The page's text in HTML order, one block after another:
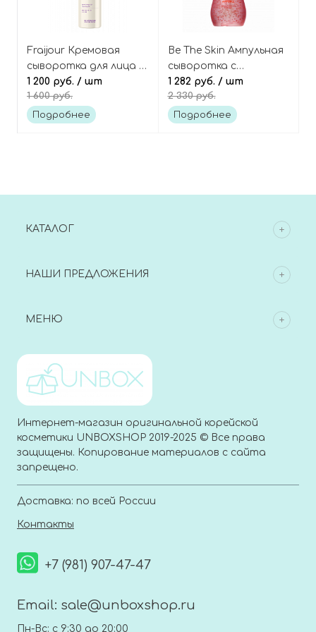
Fraijour Кремовая
сыворотка для лица с
коллагеном и
ретинолом Retin-
Collagen 3D Core
1 200 руб. / шт
1 600 руб.
Подробнее
Be The Skin Ампульная
сыворотка с
микрокапсулами ПДРН
и малиной, Vitavita
Raspberry PDRN
1 282 руб. / шт
2 330 руб.
Подробнее
КАТАЛОГ
НАШИ ПРЕДЛОЖЕНИЯ
МЕНЮ
Интернет-магазин оригинальной корейской
косметики UNBOXSHOP 2019-2025 © Все права
защищены. Копирование материалов с сайта
запрещено.
Доставка: по всей России
Контакты
+7 (981) 907-47-47
Email: sale@unboxshop.ru
Пн-Вс: с 9:30 до 20:00